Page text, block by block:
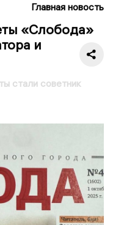
Главная новость
«Слобода»
и
стали советник